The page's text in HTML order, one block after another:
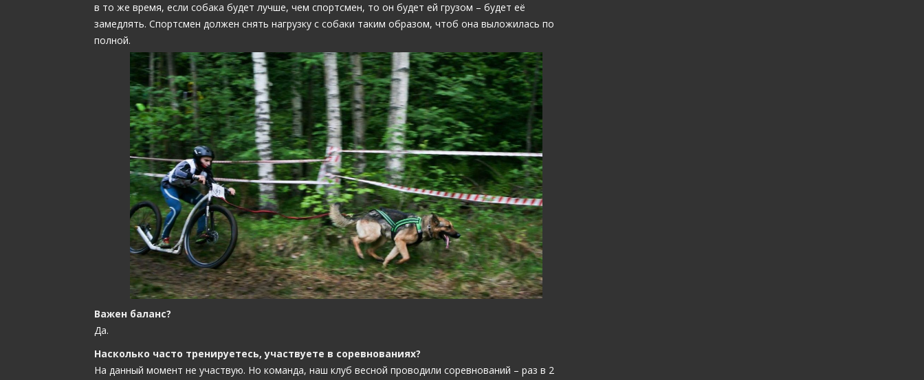
в то же время, если собака будет лучше, чем спортсмен, то он будет ей грузом – будет её
замедлять. Спортсмен должен снять нагрузку с собаки таким образом, чтоб она выложилась по
полной.
Важен баланс?
Да.
Насколько часто тренируетесь, участвуете в соревнованиях?
На данный момент не участвую. Но команда, наш клуб весной проводили соревнований – раз в 2